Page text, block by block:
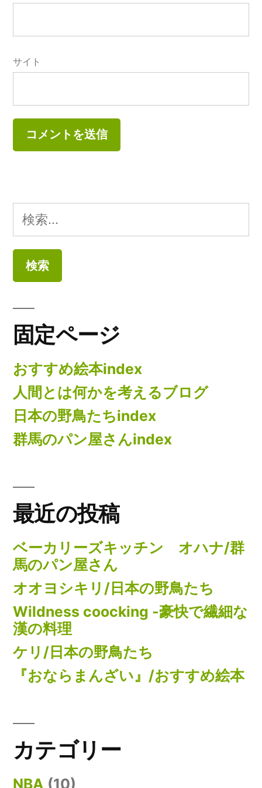
サイト
検
索:
固定ページ
おすすめ絵本index
人間とは何かを考えるブログ
日本の野鳥たちindex
群馬のパン屋さんindex
最近の投稿
ベーカリーズキッチン オハナ/群
馬のパン屋さん
オオヨシキリ/日本の野鳥たち
Wildness coocking -豪快で繊細な
漢の料理
ケリ/日本の野鳥たち
『おならまんざい』/おすすめ絵本
カテゴリー
NBA (10)